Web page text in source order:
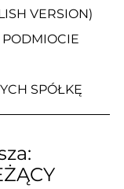
VERSION)
SPÓŁKĘ